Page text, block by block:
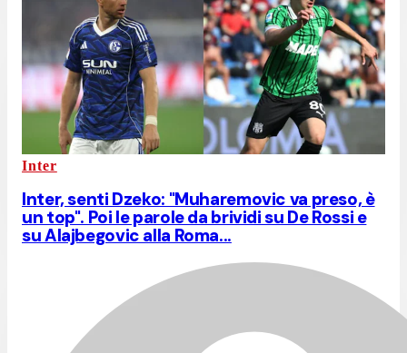
Inter
Inter, senti Dzeko: "Muharemovic va preso, è
un top". Poi le parole da brividi su De Rossi e
su Alajbegovic alla Roma...